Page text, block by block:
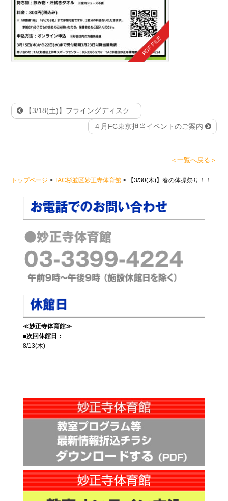
【3/18(土)】フライングディスク...
４月FC東京担当イベントのご案内
＜一覧へ戻る＞
トップページ >TAC杉並区妙正寺体育館 > 【3/30(木)】春の体操祭り！！
≪妙正寺体育館≫
■次回休館日：
8/13(木)